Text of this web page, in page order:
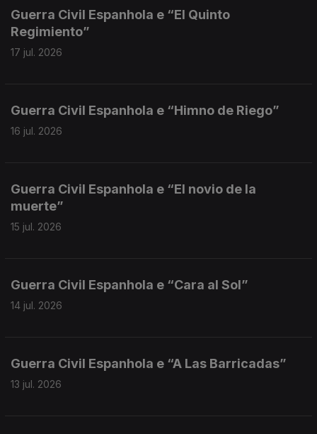
Guerra Civil Espanhola e “El Quinto
Regimiento”
17 jul. 2026
Guerra Civil Espanhola e “Himno de Riego”
16 jul. 2026
Guerra Civil Espanhola e “El novio de la
muerte”
15 jul. 2026
Guerra Civil Espanhola e “Cara al Sol”
14 jul. 2026
Guerra Civil Espanhola e “A Las Barricadas”
13 jul. 2026